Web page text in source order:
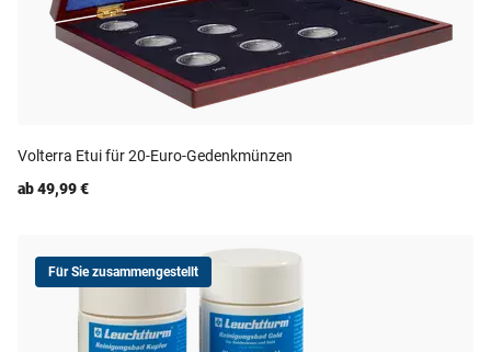
Volterra Etui für 20-Euro-Gedenkmünzen
ab 49,99 €
Für Sie zusammengestellt